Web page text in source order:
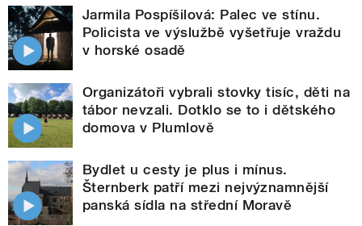
Jarmila Pospíšilová: Palec ve stínu.
Policista ve výslužbě vyšetřuje vraždu
v horské osadě
Organizátoři vybrali stovky tisíc, děti na
tábor nevzali. Dotklo se to i dětského
domova v Plumlově
Bydlet u cesty je plus i mínus.
Šternberk patří mezi nejvýznamnější
panská sídla na střední Moravě